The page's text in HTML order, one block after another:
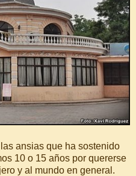
ansias que ha sostenido
10 o 15 años por quererse
y al mundo en general.